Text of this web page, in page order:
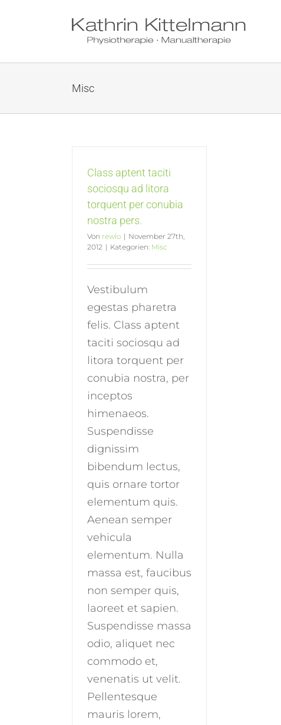
Misc
Class aptent taciti
sociosqu ad litora
torquent per conubia
nostra pers.
Von rewlo | November 27th,
2012 | Kategorien: Misc
Vestibulum
egestas pharetra
felis. Class aptent
taciti sociosqu ad
litora torquent per
conubia nostra, per
inceptos
himenaeos.
Suspendisse
dignissim
bibendum lectus,
quis ornare tortor
elementum quis.
Aenean semper
vehicula
elementum. Nulla
massa est, faucibus
non semper quis,
laoreet et sapien.
Suspendisse massa
odio, aliquet nec
commodo et,
venenatis ut velit.
Pellentesque
mauris lorem,